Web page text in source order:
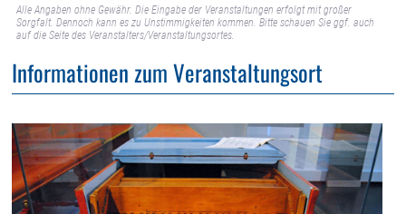
Alle Angaben ohne Gewähr. Die Eingabe der Veranstaltungen erfolgt mit großer
Sorgfalt. Dennoch kann es zu Unstimmigkeiten kommen. Bitte schauen Sie ggf. auch
auf die Seite des Veranstalters/Veranstaltungsortes.
Informationen zum Veranstaltungsort